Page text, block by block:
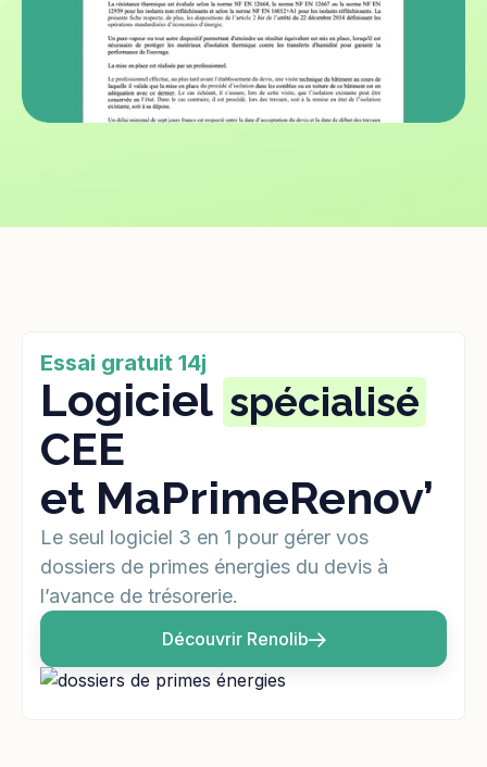
Essai gratuit 14j
Logiciel spécialisé
CEE
et MaPrimeRenov’
Le seul logiciel 3 en 1 pour gérer vos
dossiers de primes énergies du devis à
l’avance de trésorerie.
Découvrir Renolib